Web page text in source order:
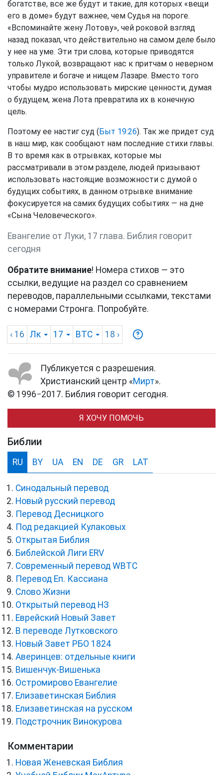
богатстве, все же будут и такие, для которых «вещи
его в доме» будут важнее, чем Судья на пороге.
«Вспоминайте жену Лотову», чей роковой взгляд
назад показал, что действительно на самом деле было
у нее на уме. Эти три слова, которые приводятся
только Лукой, возвращают нас к притчам о неверном
управителе и богаче и нищем Лазаре. Вместо того
чтобы мудро использовать мирские ценности, думая
о будущем, жена Лота превратила их в конечную
цель.
Поэтому ее настиг суд (Быт 19:26). Так же придет суд
в наш мир, как сообщают нам последние стихи главы.
В то время как в отрывках, которые мы
рассматривали в этом разделе, людей призывают
использовать настоящие возможности с думой о
будущих событиях, в данном отрывке внимание
фокусируется на самих будущих событиях — на дне
«Сына Человеческого».
Евангелие от Луки, 17 глава. Библия говорит
сегодня
Обратите внимание! Номера стихов — это
ссылки, ведущие на раздел со сравнением
переводов, параллельными ссылками, текстами
с номерами Стронга. Попробуйте.
‹ 16 Лк 17 BTC 18 ›
Публикуется с разрешения.
Христианский центр «Мирт».
© 1996−2017. Библия говорит сегодня.
Я ХОЧУ ПОМОЧЬ
Библии
RU BY UA EN DE GR LAT
Синодальный перевод
Новый русский перевод
Перевод Десницкого
Под редакцией Кулаковых
Открытая Библия
Библейской Лиги ERV
Cовременный перевод WBTC
Перевод Еп. Кассиана
Слово Жизни
Открытый перевод НЗ
Еврейский Новый Завет
В переводе Лутковского
Новый Завет РБО 1824
Аверинцев: отдельные книги
Вишенчук-Вишенька
Остромирово Евангелие
Елизаветинская Библия
Елизаветинская на русском
Подстрочник Винокурова
Комментарии
Новая Женевская Библия